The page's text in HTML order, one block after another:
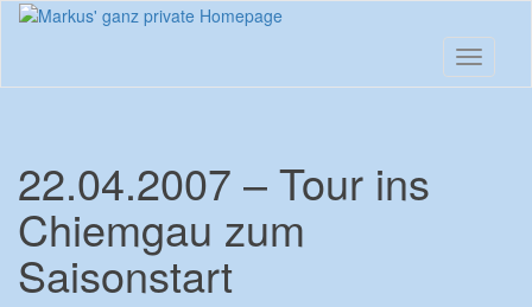
Skip
content
Toggle
22.04.2007 – Tour ins
Chiemgau zum
Saisonstart